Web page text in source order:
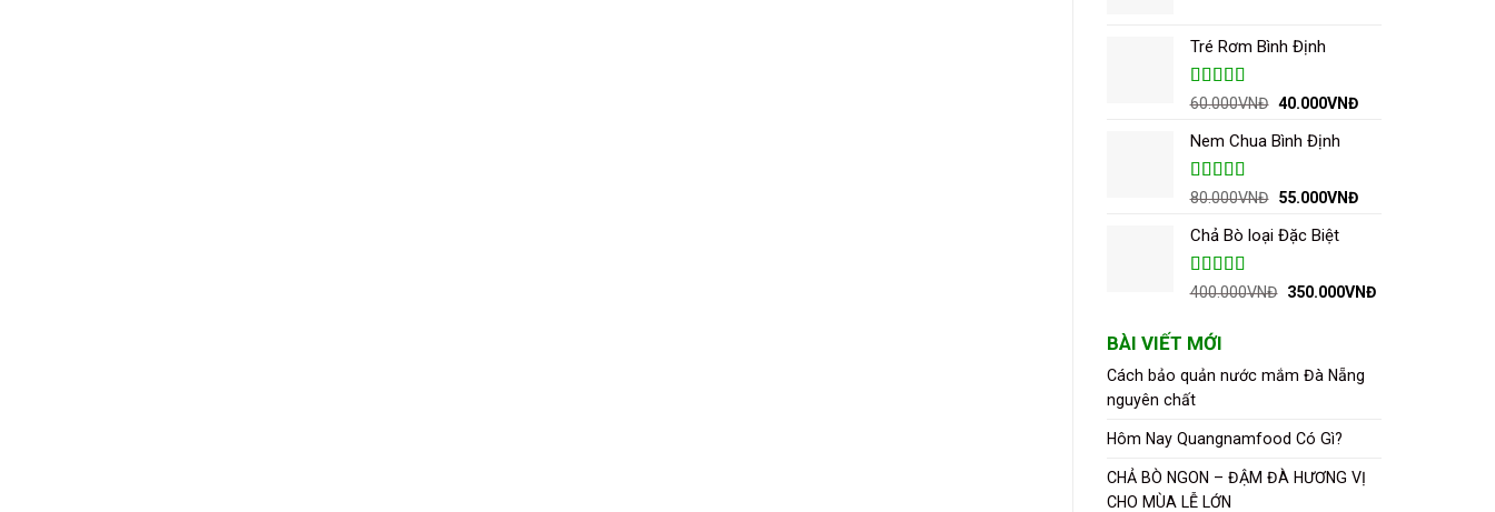
55.000VNĐ.
Tré Rơm Bình Định
Được xếp
sao
60.000VNĐ Giá
là:
40.000VNĐGiá
Nem Chua Bình Định
Được xếp
sao
80.000VNĐ Giá
là:
55.000VNĐGiá
Chả Bò loại Đặc Biệt
Được xếp
400.000VNĐ Giá
350.000VNĐGiá
BÀI VIẾT MỚI
Cách bảo quản nước mắm Đà Nẵng
nguyên chất
Hôm Nay Quangnamfood Có Gì?
CHẢ BÒ NGON – ĐẬM ĐÀ HƯƠNG VỊ
CHO MÙA LỄ LỚN